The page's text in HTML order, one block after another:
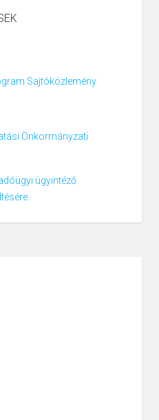
Sajtóközlemény
Önkormányzati
ügyintéző